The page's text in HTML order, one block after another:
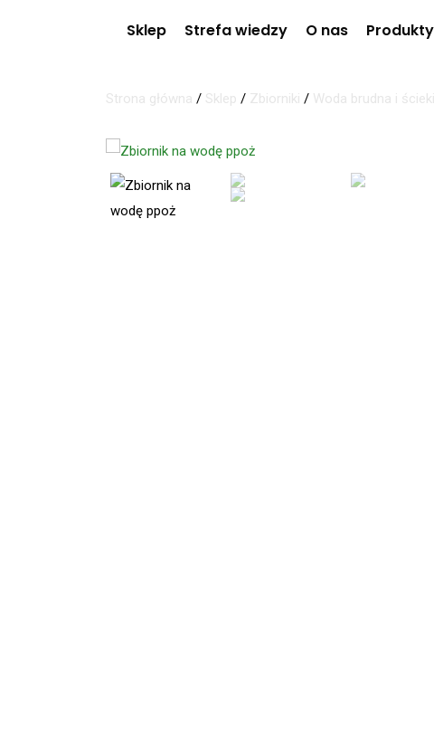
Sklep Strefa wiedzy O nas Produkty
Strona główna / Sklep / Zbiorniki / Woda brudna i ścieki